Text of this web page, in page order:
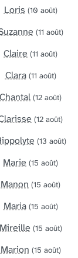
Loris (10 août)
(11 août)
Claire (11 août)
Clara (11 août)
Chantal (12 août)
(12 août)
(13 août)
Marie (15 août)
Manon (15 août)
Maria (15 août)
Mireille (15 août)
Marion (15 août)